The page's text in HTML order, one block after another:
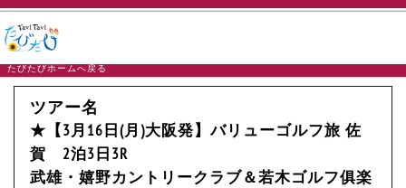
たびたびホームへ戻る
ツアー名
★【3月16日(月)大阪発】バリューゴルフ旅 佐
賀 2泊3日3R
武雄・嬉野カントリークラブ＆若木ゴルフ俱楽